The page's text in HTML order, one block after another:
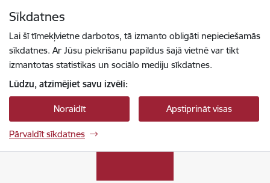
Sīkdatnes
Lai šī tīmekļvietne darbotos, tā izmanto obligāti nepieciešamās
sīkdatnes. Ar Jūsu piekrišanu papildus šajā vietnē var tikt
izmantotas statistikas un sociālo mediju sīkdatnes.
Lūdzu, atzīmējiet savu izvēli:
Noraidīt Apstiprināt visas
Pārvaldīt sīkdatnes